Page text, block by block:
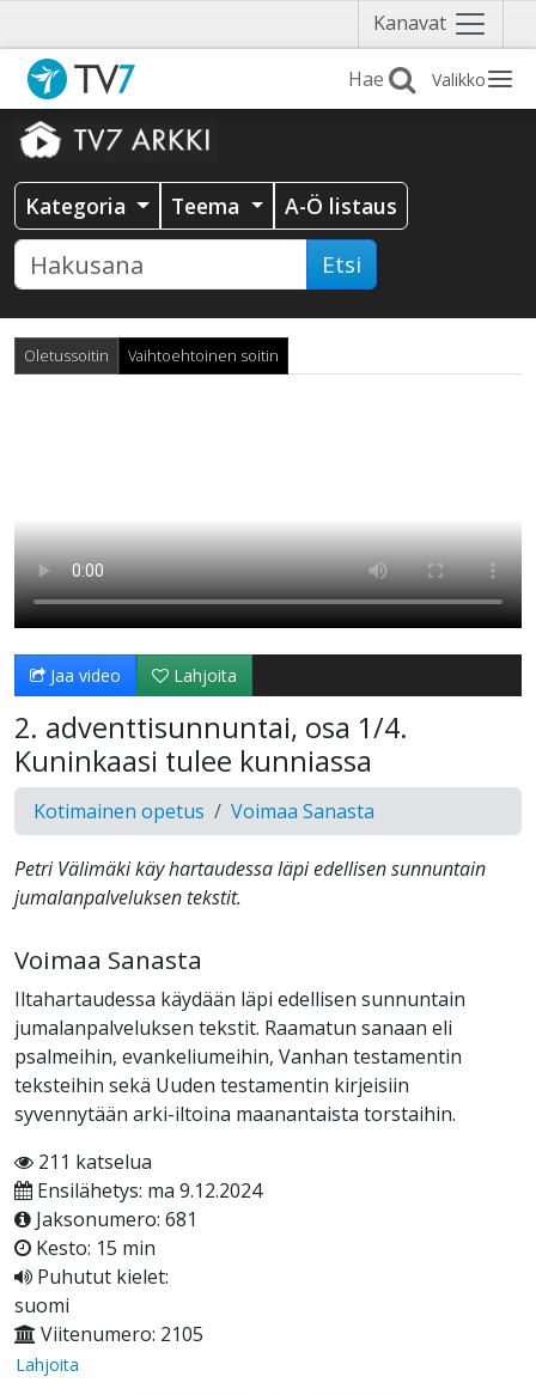
Kanavat Näytä
valikko
Valikko
Kategoria Teema A-Ö listaus
Etsi
Oletussoitin Vaihtoehtoinen soitin
Jaa video Lahjoita
2. adventtisunnuntai, osa 1/4.
Kuninkaasi tulee kunniassa
Kotimainen opetus Voimaa Sanasta
Petri Välimäki käy hartaudessa läpi edellisen sunnuntain
jumalanpalveluksen tekstit.
Voimaa Sanasta
Iltahartaudessa käydään läpi edellisen sunnuntain
jumalanpalveluksen tekstit. Raamatun sanaan eli
psalmeihin, evankeliumeihin, Vanhan testamentin
teksteihin sekä Uuden testamentin kirjeisiin
syvennytään arki-iltoina maanantaista torstaihin.
211 katselua
Ensilähetys: ma 9.12.2024
Jaksonumero: 681
Kesto: 15 min
Puhutut kielet:
suomi
Viitenumero: 2105
Lahjoita